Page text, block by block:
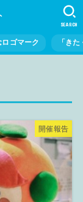
ロゴマーク 「き
SEARCH
開催報告